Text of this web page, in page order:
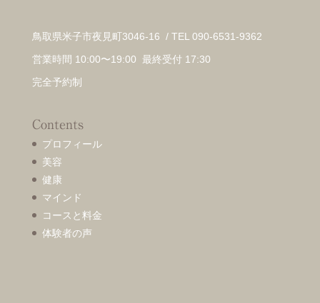
鳥取県米子市夜見町3046-16 / TEL 090-6531-9362
営業時間 10:00〜19:00 最終受付 17:30
完全予約制
Contents
プロフィール
美容
健康
マインド
コースと料金
体験者の声